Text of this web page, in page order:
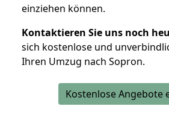
einziehen können.
Kontaktieren Sie uns noch
sich kostenlose und
Ihren Umzug nach Sopron.
Kostenlose Angebote